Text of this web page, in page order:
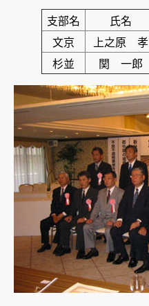
支部名
氏名
文京
上之原 孝
杉並
関 一郎